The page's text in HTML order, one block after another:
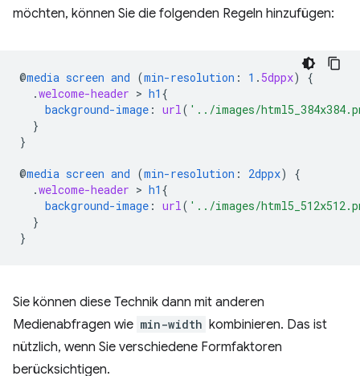
möchten, können Sie die folgenden Regeln hinzufügen:
@media screen and (min-resolution : 1 . 5dppx)
{
.welcome-header > h1 {
background-image : url( '../images/
}
}
@media screen and (min-resolution : 2dppx)
{
.welcome-header > h1 {
background-image : url( '../images/
}
}
Sie können diese Technik dann mit anderen
Medienabfragen wie min-width kombinieren. Das ist
nützlich, wenn Sie verschiedene Formfaktoren
berücksichtigen.